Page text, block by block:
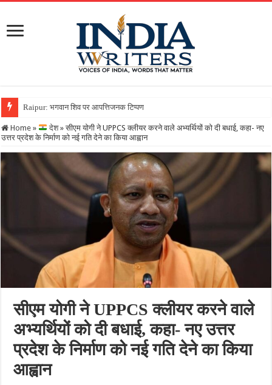
Raipur: भगवान शिव पर आपत्तिजनक टिप्पणी करना पड़ा भारी, क्रिश्चियन फ
Home » देश » सीएम योगी ने UPPCS क्लीयर करने वाले अभ्यर्थियों को दी बधाई, कहा- नए
उत्तर प्रदेश के निर्माण को नई गति देने का किया आह्वान
सीएम योगी ने UPPCS क्लीयर करने वाले
अभ्यर्थियों को दी बधाई, कहा- नए उत्तर
प्रदेश के निर्माण को नई गति देने का किया
आह्वान